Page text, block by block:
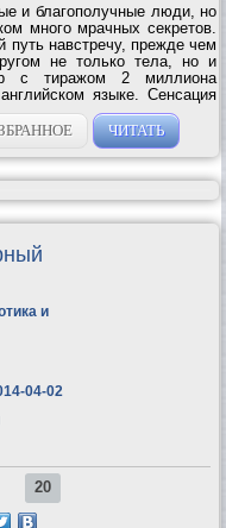
и благополучные люди, но
много мрачных секретов.
путь навстречу, прежде чем
не только тела, но и
с тиражом 2 миллиона
языке. Сенсация
издания «Bookseller»,
ЧИТАТЬ
и
04-02
20